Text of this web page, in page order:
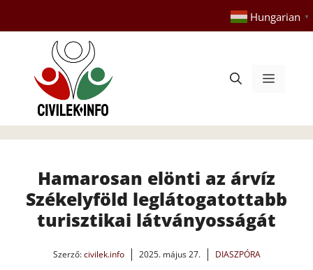
tartalomba
Hungarian ▼
Menü
Hamarosan elönti az árvíz
Székelyföld leglátogatottabb
turisztikai látványosságát
Szerző:civilek.info 2025. május 27. DIASZPÓRA